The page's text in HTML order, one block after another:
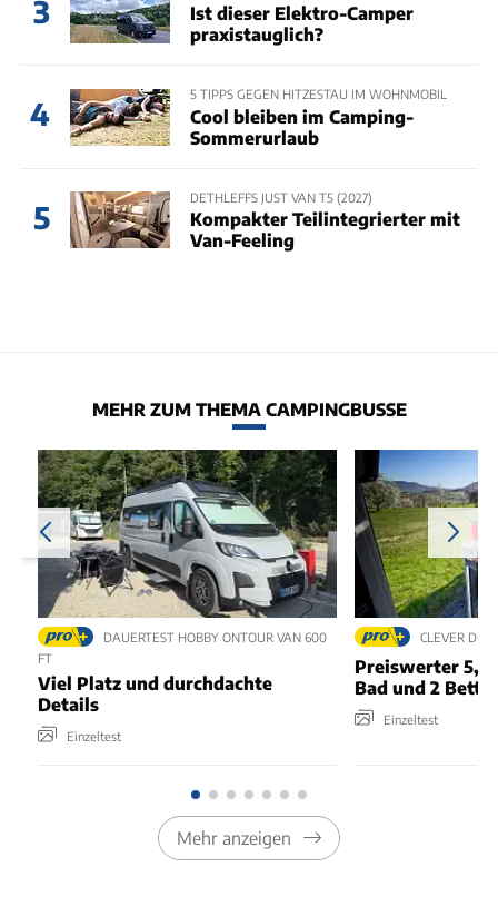
3
Ist dieser Elektro-Camper
praxistauglich?
4
5 TIPPS GEGEN HITZESTAU IM WOHNMOBIL
Cool bleiben im Camping-
Sommerurlaub
5
DETHLEFFS JUST VAN T5 (2027)
Kompakter Teilintegrierter mit
Van-Feeling
MEHR ZUM THEMA CAMPINGBUSSE
DAUERTEST HOBBY ONTOUR VAN 600
FT
Viel Platz und durchdachte
Details
Einzeltest
CLEVER
Preiswerter
Bad und 2
Einzeltest
Mehr anzeigen